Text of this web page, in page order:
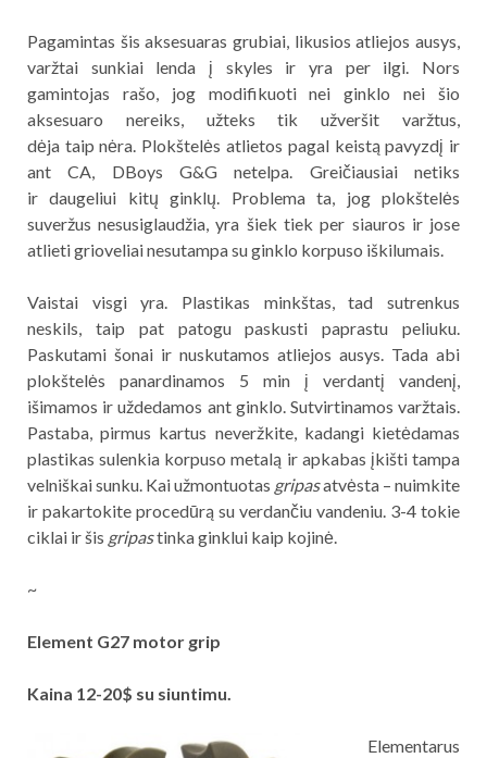
Pagamintas šis aksesuaras grubiai, likusios atliejos ausys,
varžtai sunkiai lenda į skyles ir yra per ilgi. Nors
gamintojas rašo, jog modifikuoti nei ginklo nei šio
aksesuaro nereiks, užteks tik užveršit varžtus,
dėja taip nėra. Plokštelės atlietos pagal keistą pavyzdį ir
ant CA, DBoys G&G netelpa. Greičiausiai netiks
ir daugeliui kitų ginklų. Problema ta, jog plokštelės
suveržus nesusiglaudžia, yra šiek tiek per siauros ir jose
atlieti grioveliai nesutampa su ginklo korpuso iškilumais.
Vaistai visgi yra. Plastikas minkštas, tad sutrenkus
neskils, taip pat patogu paskusti paprastu peliuku.
Paskutami šonai ir nuskutamos atliejos ausys. Tada abi
plokštelės panardinamos 5 min į verdantį vandenį,
išimamos ir uždedamos ant ginklo. Sutvirtinamos varžtais.
Pastaba, pirmus kartus neveržkite, kadangi kietėdamas
plastikas sulenkia korpuso metalą ir apkabas įkišti tampa
velniškai sunku. Kai užmontuotas gripasatvėsta – nuimkite
ir pakartokite procedūrą su verdančiu vandeniu. 3-4 tokie
ciklai ir šis gripastinka ginklui kaip kojinė.
~
Element G27 motor grip
Kaina 12-20$ su siuntimu.
Elementarus